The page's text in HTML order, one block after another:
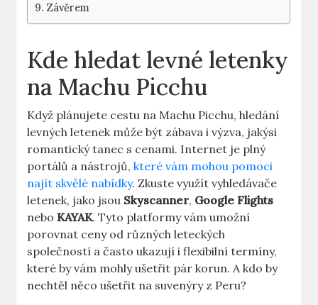
Závěrem
Kde hledat levné letenky
na Machu Picchu
Když plánujete cestu na Machu Picchu, hledání
levných letenek může být zábava i výzva, jakýsi
romantický tanec s cenami. Internet je plný
portálů a nástrojů,které vám mohou pomoci
najít skvělé nabídky. Zkuste využít vyhledávače
letenek, jako jsou Skyscanner, Google Flights
neboKAYAK. Tyto platformy vám umožní
porovnat ceny od různých leteckých
společností a často ukazují i flexibilní termíny,
které by vám mohly ušetřit pár korun. A kdo by
nechtěl něco ušetřit na suvenýry z Peru?